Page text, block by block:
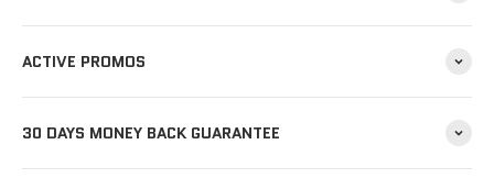
ACTIVE PROMOS
30 DAYS MONEY BACK GUARANTEE